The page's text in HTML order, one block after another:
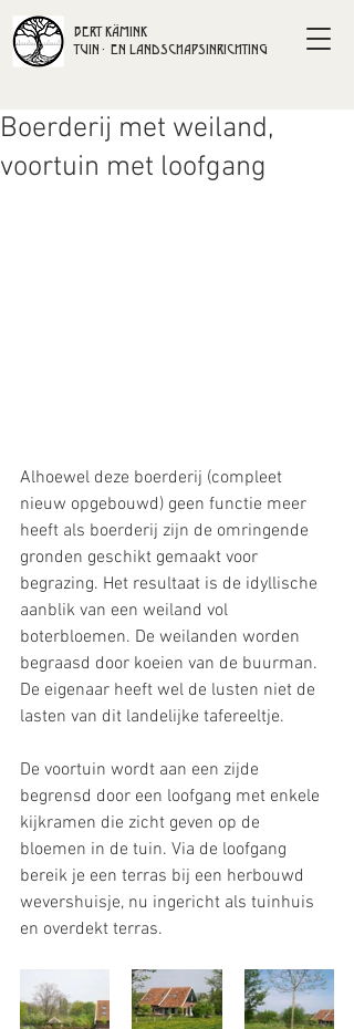
BERT KÄMINK
TUIN- EN LANDSCHAPSINRICHTING
Boerderij met weiland,
voortuin met loofgang
Alhoewel deze boerderij (compleet
nieuw opgebouwd) geen functie meer
heeft als boerderij zijn de omringende
gronden geschikt gemaakt voor
begrazing. Het resultaat is de idyllische
aanblik van een weiland vol
boterbloemen. De weilanden worden
begraasd door koeien van de buurman.
De eigenaar heeft wel de lusten niet de
lasten van dit landelijke tafereeltje.
De voortuin wordt aan een zijde
begrensd door een loofgang met enkele
kijkramen die zicht geven op de
bloemen in de tuin. Via de loofgang
bereik je een terras bij een herbouwd
wevershuisje, nu ingericht als tuinhuis
en overdekt terras.